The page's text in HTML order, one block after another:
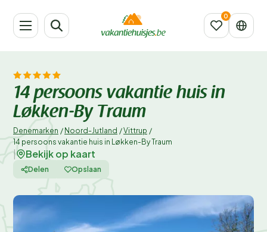
14 persoons vakantie huis in
Løkken-By Traum
Denemarken / Noord-Jutland /Vittrup /
14 persoons vakantie huis in Løkken-By Traum
Bekijk op kaart
Delen Opslaan